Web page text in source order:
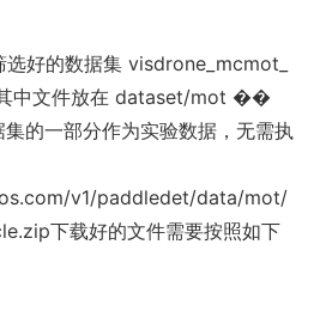
选好的数据集 visdrone_mcmot_
中文件放在 dataset/mot ��
的一部分作为实验数据，无需执
v1/paddledet/data/mot/
下载好的文件需要按照如下